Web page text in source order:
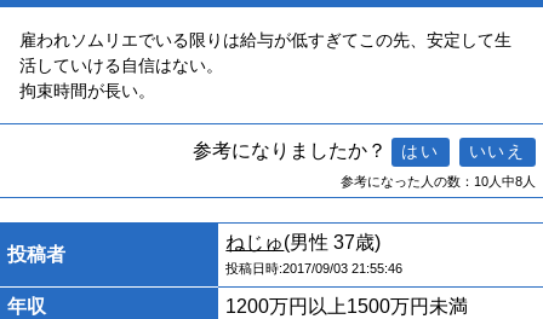
雇われソムリエでいる限りは給与が低すぎてこの先、安定して生
活していける自信はない。
拘束時間が長い。
参考になりましたか？
参考になった人の数：10人中8人
投稿者
ねじゅ(男性 37歳)
投稿日時:2017/09/03 21:55:46
年収
1200万円以上1500万円未満